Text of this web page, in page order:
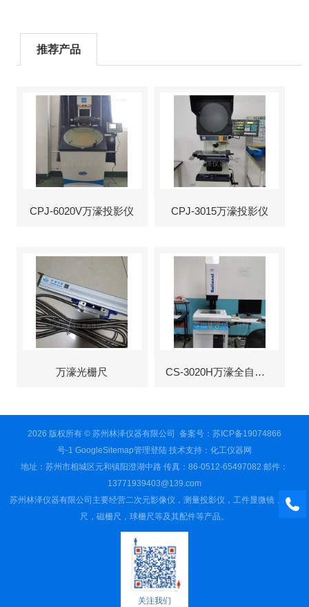
推荐产品
CPJ-6020V万濠投影仪 CPJ-3015万濠投影仪
万濠光栅尺 CS-3020H万濠全自动影像仪
2026 版权所有 © 苏州林泽仪器有限公司 备案号：苏ICP备19074866
号-1 GoogleSitemap管理登陆技术支持： 化工仪器网
地址：苏州市相城区元和镇阳澄湖中路 传真：86-0512-65497082 邮件：
13771939403@139.com
苏州林泽仪器有限公司主要经营二次元影像仪，测量投影仪，工件显微镜，光栅
尺，磁栅尺，球栅尺等及其配件等产品。
关注我们